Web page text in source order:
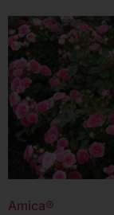
Amica®